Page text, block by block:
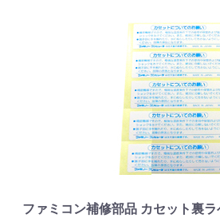
ファミコン補修部品 カセット裏